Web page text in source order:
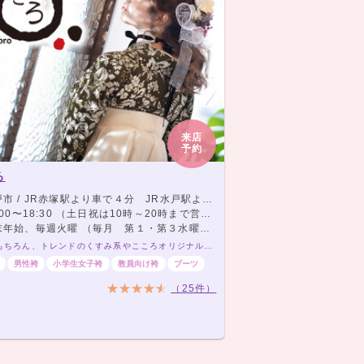
来店
予約
/ JR赤塚駅より車で４分 JR水戸駅より車で５分
（土日祝は10時～20時まで営業しておりますが、時期によって営業時間が異なる場合がございます。）
、毎週火曜 （毎月 第１・第３水曜日も定休日となります）
男性袴
小学生女子袴 教員向け袴 ブーツ
（25件）